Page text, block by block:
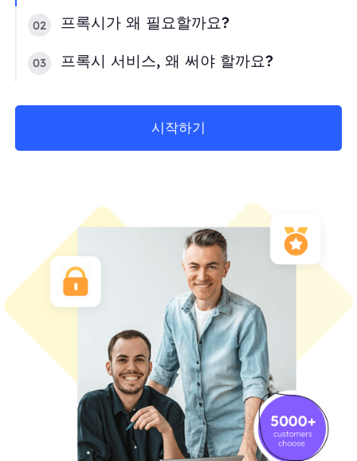
02 프록시가 왜 필요할까요?
03 프록시 서비스, 왜 써야 할까요?
시작하기